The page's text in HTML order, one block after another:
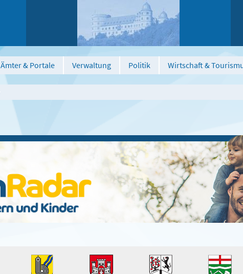
Ämter & Portale Verwaltung Politik Wirtschaft &